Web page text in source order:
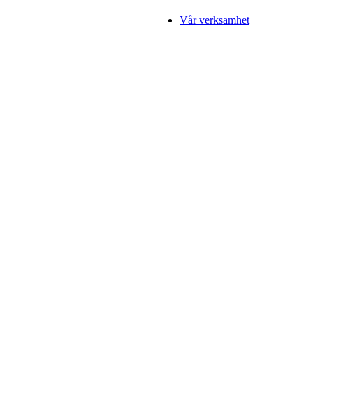
Vår verksamhet